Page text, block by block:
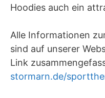
Hoodies auch ein
Alle Informationen
sind auf unserer
Link
stormarn.de/